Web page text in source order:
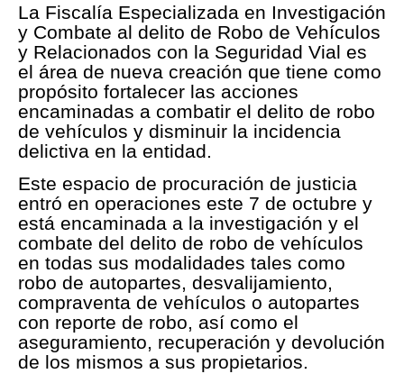
La Fiscalía Especializada en Investigación
y Combate al delito de Robo de Vehículos
y Relacionados con la Seguridad Vial es
el área de nueva creación que tiene como
propósito fortalecer las acciones
encaminadas a combatir el delito de robo
de vehículos y disminuir la incidencia
delictiva en la entidad.
Este espacio de procuración de justicia
entró en operaciones este 7 de octubre y
está encaminada a la investigación y el
combate del delito de robo de vehículos
en todas sus modalidades tales como
robo de autopartes, desvalijamiento,
compraventa de vehículos o autopartes
con reporte de robo, así como el
aseguramiento, recuperación y devolución
de los mismos a sus propietarios.